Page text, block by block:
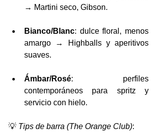
→ Martini seco, Gibson.
Bianco/Blanc: dulce floral, menos
amargo → Highballs y aperitivos
suaves.
Ámbar/Rosé: perfiles
contemporáneos para spritz y
servicio con hielo.
💡 Tips de barra (The Orange Club):